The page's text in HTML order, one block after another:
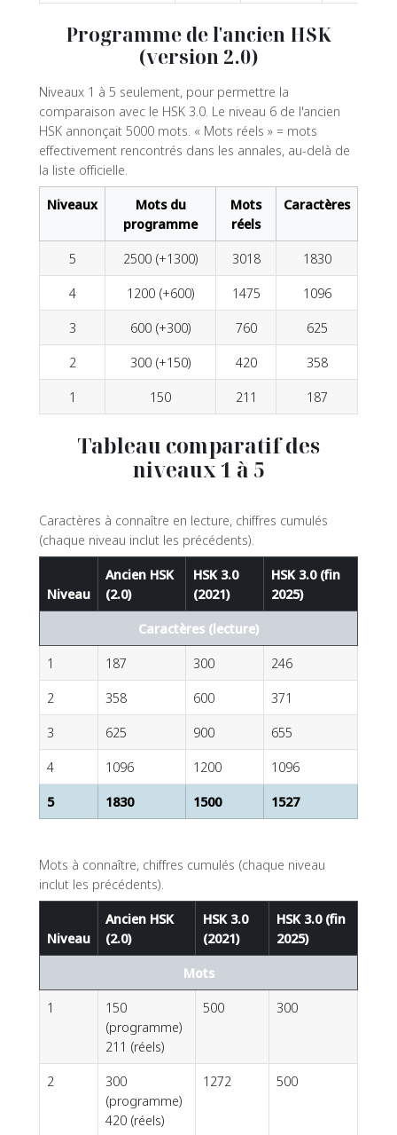
Programme de l'ancien HSK
(version 2.0)
Niveaux 1 à 5 seulement, pour permettre la
comparaison avec le HSK 3.0. Le niveau 6 de l'ancien
HSK annonçait 5000 mots. « Mots réels » = mots
effectivement rencontrés dans les annales, au-delà de
la liste officielle.
Niveaux
Mots du
programme
Mots
réels
Caractères
5 2500 (+1300) 3018
1830
4
1200 (+600) 1475
1096
3
600 (+300) 760
625
2
300 (+150) 420
358
1
150 211 187
Tableau comparatif des
niveaux 1 à 5
Caractères à connaître en lecture, chiffres cumulés
(chaque niveau inclut les précédents).
Niveau
Ancien HSK
(2.0)
HSK 3.0
(2021)
HSK 3.0 (fin
2025)
Caractères (lecture)
1
187 300
246
2
358 600
371
3
625 900
655
4
1096 1200
1096
5
1830 1500 1527
Mots à connaître, chiffres cumulés (chaque niveau
inclut les précédents).
Niveau
Ancien HSK
(2.0)
HSK 3.0
(2021)
HSK 3.0 (fin
2025)
Mots
1
150
(programme)
211 (réels)
500 300
2
300
(programme)
420 (réels)
1272 500